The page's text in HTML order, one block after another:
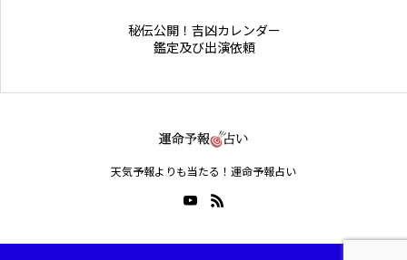
秘伝公開！吉凶カレンダー
鑑定及び出演依頼
天気予報よりも当たる！運命予報占い